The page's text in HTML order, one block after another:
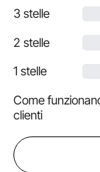
3 stelle
2 stelle
1 stelle
Come
clienti